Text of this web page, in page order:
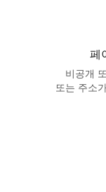
페
비공개
또는 주소